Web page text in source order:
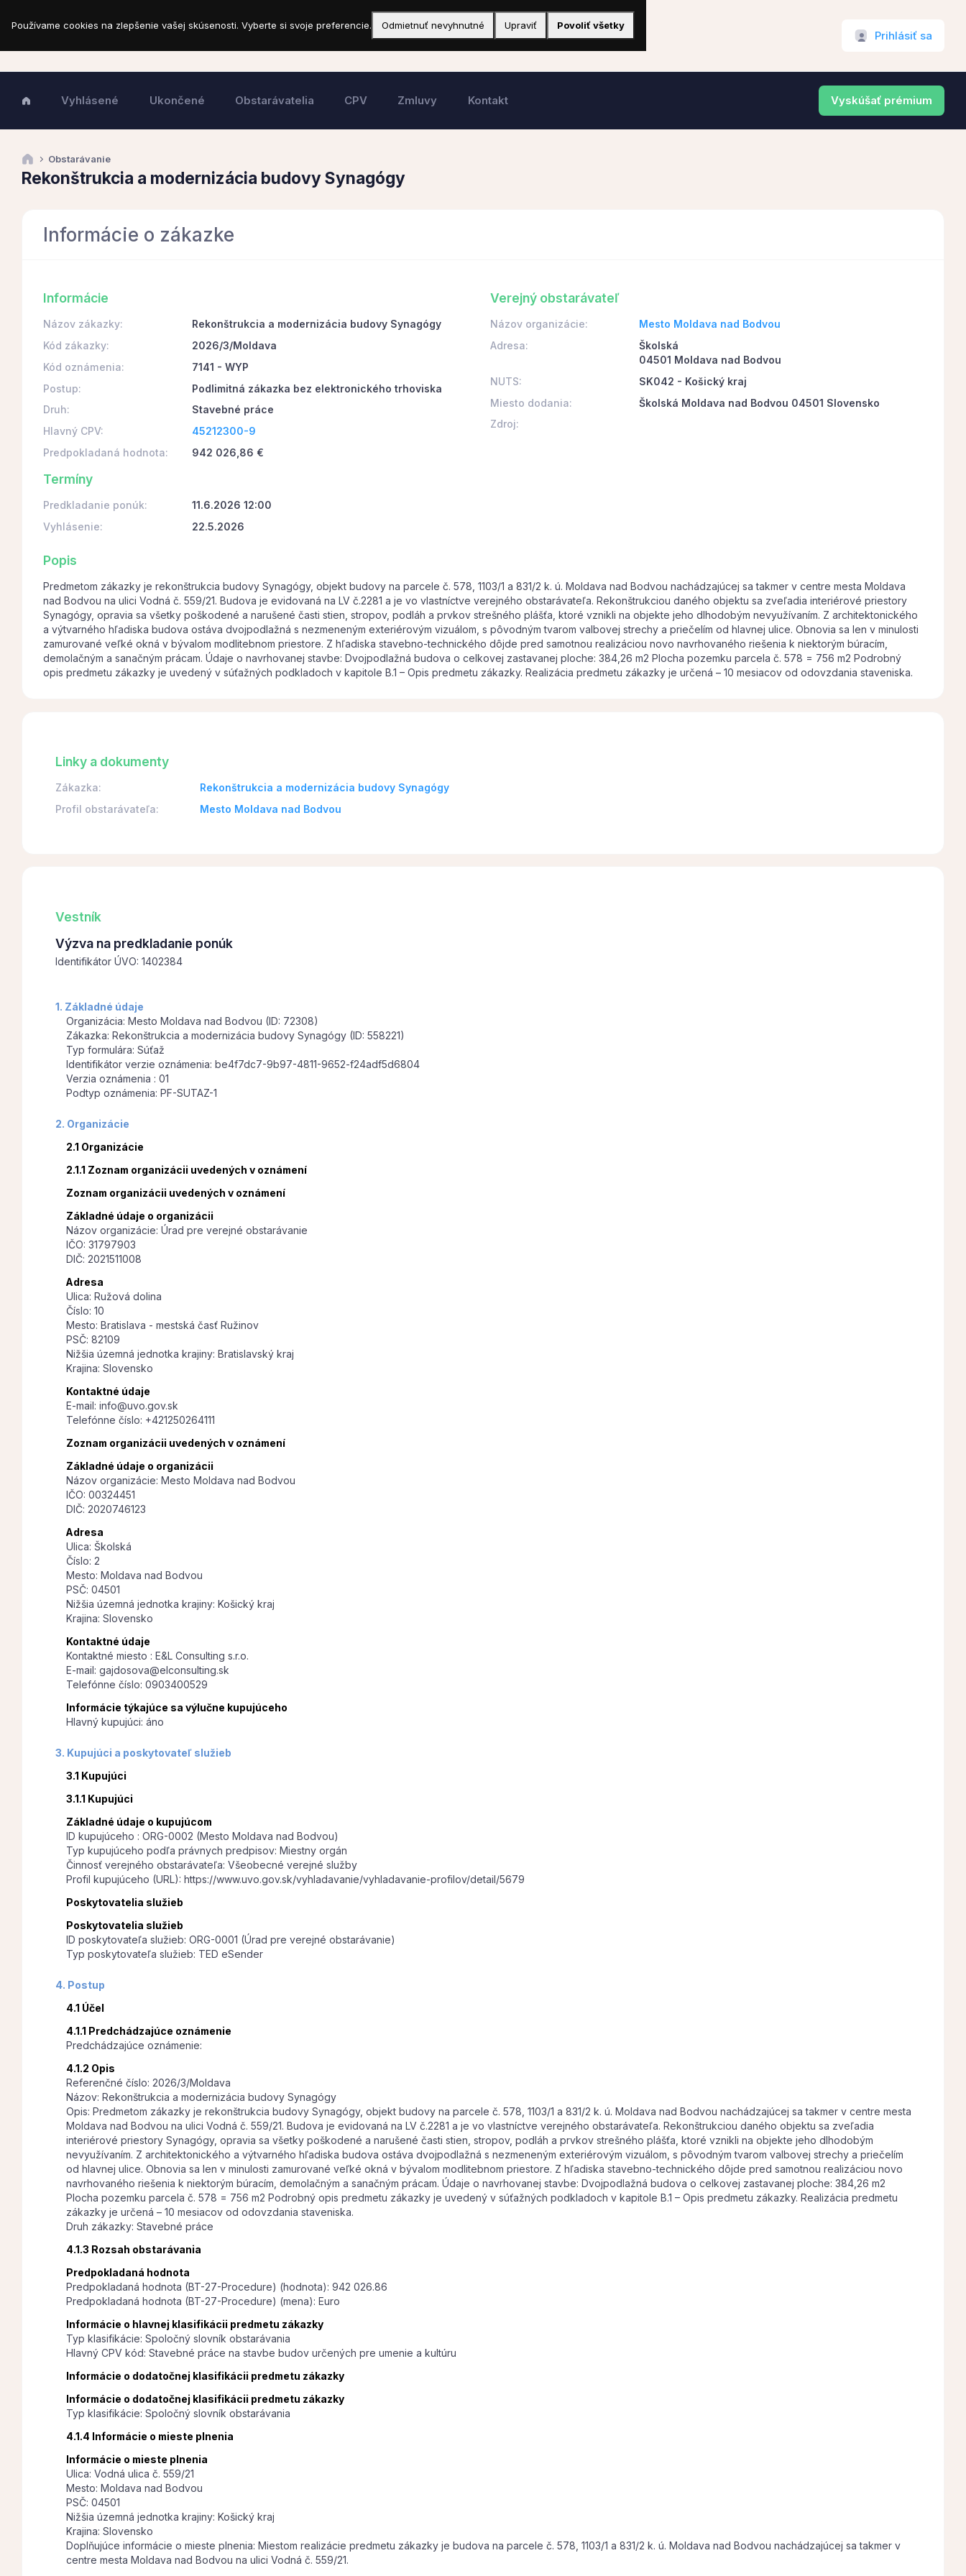
Prihlásiť sa
Vyhlásené Ukončené Obstarávatelia CPV Zmluvy Kontakt Vyskúšať prémium
Obstarávanie
Rekonštrukcia a modernizácia budovy Synagógy
Informácie o zákazke
Informácie
Názov zákazky:
Rekonštrukcia a modernizácia budovy Synagógy
Kód zákazky:
2026/3/Moldava
Kód oznámenia:
7141 - WYP
Postup:
Podlimitná zákazka bez elektronického trhoviska
Druh:
Stavebné práce
Hlavný CPV:
45212300-9
Predpokladaná hodnota:
942 026,86 €
Termíny
Predkladanie ponúk:
11.6.2026 12:00
Vyhlásenie:
22.5.2026
Verejný obstarávateľ
Názov organizácie:
Mesto Moldava nad Bodvou
Adresa:
Školská
04501 Moldava nad Bodvou
NUTS:
SK042 - Košický kraj
Miesto dodania:
Školská Moldava nad Bodvou 04501 Slovensko
Zdroj:
Popis
Predmetom zákazky je rekonštrukcia budovy Synagógy, objekt budovy na parcele č. 578, 1103/1 a 831/2 k. ú. Moldava nad Bodvou nachádzajúcej sa takmer v centre mesta Moldava
nad Bodvou na ulici Vodná č. 559/21. Budova je evidovaná na LV č.2281 a je vo vlastníctve verejného obstarávateľa. Rekonštrukciou daného objektu sa zveľadia interiérové priestory
Synagógy, opravia sa všetky poškodené a narušené časti stien, stropov, podláh a prvkov strešného plášťa, ktoré vznikli na objekte jeho dlhodobým nevyužívaním. Z architektonického
a výtvarného hľadiska budova ostáva dvojpodlažná s nezmeneným exteriérovým vizuálom, s pôvodným tvarom valbovej strechy a priečelím od hlavnej ulice. Obnovia sa len v minulosti
zamurované veľké okná v bývalom modlitebnom priestore. Z hľadiska stavebno-technického dôjde pred samotnou realizáciou novo navrhovaného riešenia k niektorým búracím,
demolačným a sanačným prácam. Údaje o navrhovanej stavbe: Dvojpodlažná budova o celkovej zastavanej ploche: 384,26 m2 Plocha pozemku parcela č. 578 = 756 m2 Podrobný
opis predmetu zákazky je uvedený v súťažných podkladoch v kapitole B.1 – Opis predmetu zákazky. Realizácia predmetu zákazky je určená – 10 mesiacov od odovzdania staveniska.
Linky a dokumenty
Zákazka:
Rekonštrukcia a modernizácia budovy Synagógy
Profil obstarávateľa:
Mesto Moldava nad Bodvou
Vestník
Výzva na predkladanie ponúk
Identifikátor ÚVO: 1402384
1. Základné údaje
Organizácia: Mesto Moldava nad Bodvou (ID: 72308)
Zákazka: Rekonštrukcia a modernizácia budovy Synagógy (ID: 558221)
Typ formulára: Súťaž
Identifikátor verzie oznámenia: be4f7dc7-9b97-4811-9652-f24adf5d6804
Verzia oznámenia : 01
Podtyp oznámenia: PF-SUTAZ-1
2. Organizácie
2.1 Organizácie
2.1.1 Zoznam organizácii uvedených v oznámení
Zoznam organizácii uvedených v oznámení
Základné údaje o organizácii
Názov organizácie: Úrad pre verejné obstarávanie
IČO: 31797903
DIČ: 2021511008
Adresa
Ulica: Ružová dolina
Číslo: 10
Mesto: Bratislava - mestská časť Ružinov
PSČ: 82109
Nižšia územná jednotka krajiny: Bratislavský kraj
Krajina: Slovensko
Kontaktné údaje
E-mail: info@uvo.gov.sk
Telefónne číslo: +421250264111
Zoznam organizácii uvedených v oznámení
Základné údaje o organizácii
Názov organizácie: Mesto Moldava nad Bodvou
IČO: 00324451
DIČ: 2020746123
Adresa
Ulica: Školská
Číslo: 2
Mesto: Moldava nad Bodvou
PSČ: 04501
Nižšia územná jednotka krajiny: Košický kraj
Krajina: Slovensko
Kontaktné údaje
Kontaktné miesto : E&L Consulting s.r.o.
E-mail: gajdosova@elconsulting.sk
Telefónne číslo: 0903400529
Informácie týkajúce sa výlučne kupujúceho
Hlavný kupujúci: áno
3. Kupujúci a poskytovateľ služieb
3.1 Kupujúci
3.1.1 Kupujúci
Základné údaje o kupujúcom
ID kupujúceho : ORG-0002 (Mesto Moldava nad Bodvou)
Typ kupujúceho podľa právnych predpisov: Miestny orgán
Činnosť verejného obstarávateľa: Všeobecné verejné služby
Profil kupujúceho (URL): https://www.uvo.gov.sk/vyhladavanie/vyhladavanie-profilov/detail/5679
Poskytovatelia služieb
Poskytovatelia služieb
ID poskytovateľa služieb: ORG-0001 (Úrad pre verejné obstarávanie)
Typ poskytovateľa služieb: TED eSender
4. Postup
4.1 Účel
4.1.1 Predchádzajúce oznámenie
Predchádzajúce oznámenie:
4.1.2 Opis
Referenčné číslo: 2026/3/Moldava
Názov: Rekonštrukcia a modernizácia budovy Synagógy
Opis: Predmetom zákazky je rekonštrukcia budovy Synagógy, objekt budovy na parcele č. 578, 1103/1 a 831/2 k. ú. Moldava nad Bodvou nachádzajúcej sa takmer v centre mesta
Moldava nad Bodvou na ulici Vodná č. 559/21. Budova je evidovaná na LV č.2281 a je vo vlastníctve verejného obstarávateľa. Rekonštrukciou daného objektu sa zveľadia
interiérové priestory Synagógy, opravia sa všetky poškodené a narušené časti stien, stropov, podláh a prvkov strešného plášťa, ktoré vznikli na objekte jeho dlhodobým
nevyužívaním. Z architektonického a výtvarného hľadiska budova ostáva dvojpodlažná s nezmeneným exteriérovým vizuálom, s pôvodným tvarom valbovej strechy a priečelím
od hlavnej ulice. Obnovia sa len v minulosti zamurované veľké okná v bývalom modlitebnom priestore. Z hľadiska stavebno-technického dôjde pred samotnou realizáciou novo
navrhovaného riešenia k niektorým búracím, demolačným a sanačným prácam. Údaje o navrhovanej stavbe: Dvojpodlažná budova o celkovej zastavanej ploche: 384,26 m2
Plocha pozemku parcela č. 578 = 756 m2 Podrobný opis predmetu zákazky je uvedený v súťažných podkladoch v kapitole B.1 – Opis predmetu zákazky. Realizácia predmetu
zákazky je určená – 10 mesiacov od odovzdania staveniska.
Druh zákazky: Stavebné práce
4.1.3 Rozsah obstarávania
Predpokladaná hodnota
Predpokladaná hodnota (BT-27-Procedure) (hodnota): 942 026.86
Predpokladaná hodnota (BT-27-Procedure) (mena): Euro
Informácie o hlavnej klasifikácii predmetu zákazky
Typ klasifikácie: Spoločný slovník obstarávania
Hlavný CPV kód: Stavebné práce na stavbe budov určených pre umenie a kultúru
Informácie o dodatočnej klasifikácii predmetu zákazky
Informácie o dodatočnej klasifikácii predmetu zákazky
Typ klasifikácie: Spoločný slovník obstarávania
4.1.4 Informácie o mieste plnenia
Informácie o mieste plnenia
Ulica: Vodná ulica č. 559/21
Mesto: Moldava nad Bodvou
PSČ: 04501
Nižšia územná jednotka krajiny: Košický kraj
Krajina: Slovensko
Doplňujúce informácie o mieste plnenia: Miestom realizácie predmetu zákazky je budova na parcele č. 578, 1103/1 a 831/2 k. ú. Moldava nad Bodvou nachádzajúcej sa takmer v
centre mesta Moldava nad Bodvou na ulici Vodná č. 559/21.
Používame cookies na zlepšenie vašej skúsenosti. Vyberte si svoje preferencie. Odmietnuť nevyhnutné Upraviť Povoliť všetky